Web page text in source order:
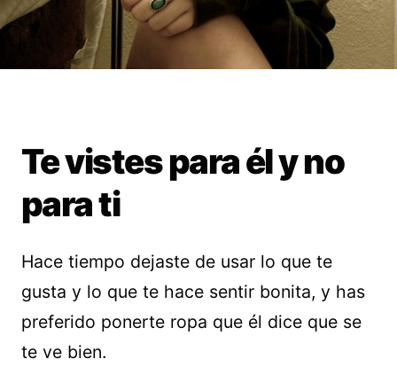
Te vistes para él y no
para ti
Hace tiempo dejaste de usar lo que te
gusta y lo que te hace sentir bonita, y has
preferido ponerte ropa que él dice que se
te ve bien.